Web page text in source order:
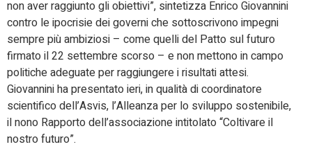
non aver raggiunto gli obiettivi”, sintetizza Enrico Giovannini
contro le ipocrisie dei governi che sottoscrivono impegni
sempre più ambiziosi – come quelli del Patto sul futuro
firmato il 22 settembre scorso – e non mettono in campo
politiche adeguate per raggiungere i risultati attesi.
Giovannini ha presentato ieri, in qualità di coordinatore
scientifico dell’Asvis, l’Alleanza per lo sviluppo sostenibile,
il nono Rapporto dell’associazione intitolato “Coltivare il
nostro futuro”.